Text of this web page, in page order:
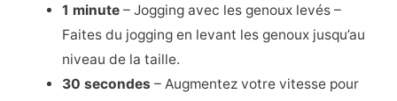
1 minute – Jogging avec les genoux levés –
Faites du jogging en levant les genoux jusqu’au
niveau de la taille.
30 secondes – Augmentez votre vitesse pour